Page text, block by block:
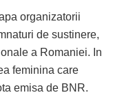
organizatorii
de sustinere,
a Romaniei. In
feminina care
emisa de BNR.